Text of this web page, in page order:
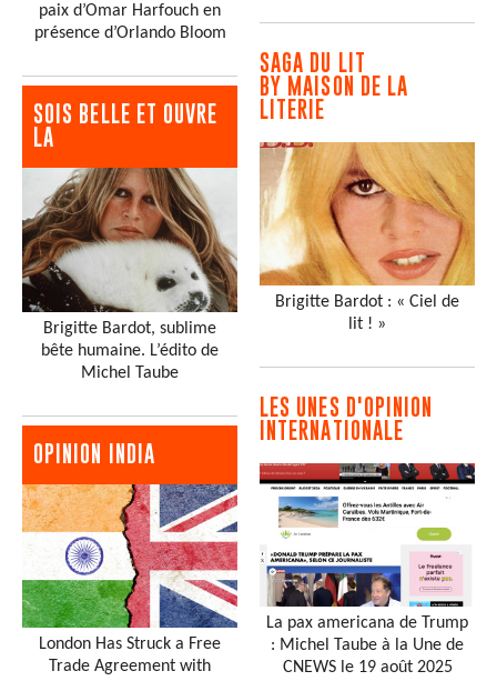
paix d’Omar Harfouch en
présence d’Orlando Bloom
SOIS BELLE ET OUVRE
LA
Brigitte Bardot, sublime
bête humaine. L’édito de
Michel Taube
OPINION INDIA
London Has Struck a Free
Trade Agreement with
SAGA DU LIT
BY MAISON DE LA
LITERIE
Brigitte Bardot : « Ciel de
lit ! »
LES UNES D'OPINION
INTERNATIONALE
La pax americana de Trump
: Michel Taube à la Une de
CNEWS le 19 août 2025